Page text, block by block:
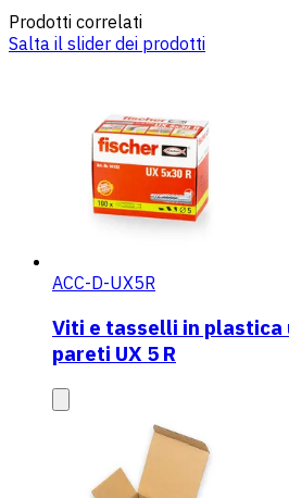
Prodotti correlati
Salta il slider dei prodotti
ACC-D-UX5R
Viti e tasselli in plastica
pareti UX 5 R